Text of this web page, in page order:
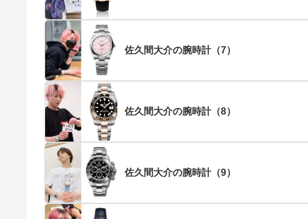
佐久間大介の腕時計（7）
佐久間大介の腕時計（8）
佐久間大介の腕時計（9）